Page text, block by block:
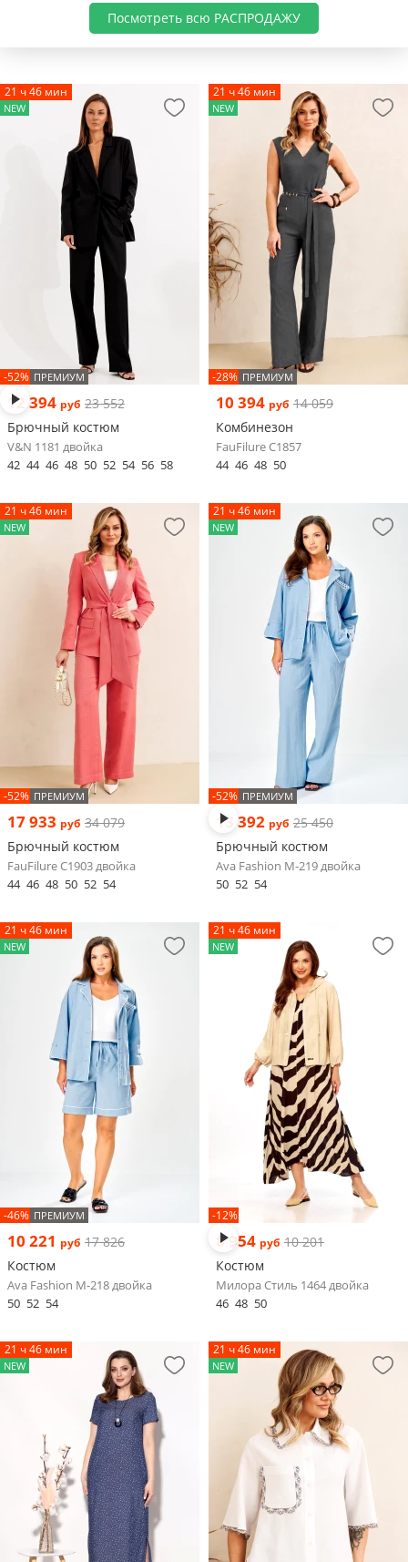
Посмотреть всю РАСПРОДАЖУ
21 ч 46 мин
NEW
-52% ПРЕМИУМ
12 394 руб 23 552
Брючный костюм
V&N 1181 двойка
42 44 46 48 50 52 54 56 58
21 ч 46 мин
NEW
-28% ПРЕМИУМ
10 394 руб 14 059
Комбинезон
FauFilure С1857
44 46 48 50
21 ч 46 мин
NEW
-52% ПРЕМИУМ
17 933 руб 34 079
Брючный костюм
FauFilure С1903 двойка
44 46 48 50 52 54
21 ч 46 мин
NEW
-52% ПРЕМИУМ
13 392 руб 25 450
Брючный костюм
Ava Fashion М-219 двойка
50 52 54
21 ч 46 мин
NEW
-46% ПРЕМИУМ
10 221 руб 17 826
Костюм
Ava Fashion М-218 двойка
50 52 54
21 ч 46 мин
NEW
-12%
8 954 руб 10 201
Костюм
Милора Стиль 1464 двойка
46 48 50
21 ч 46 мин
NEW
21 ч 46 мин
NEW